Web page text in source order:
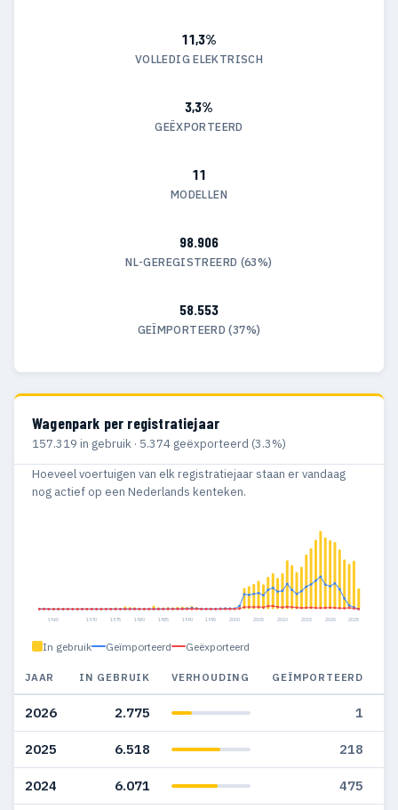
11,3%
VOLLEDIG ELEKTRISCH
3,3%
GEËXPORTEERD
11
MODELLEN
98.906
NL-GEREGISTREERD (63%)
58.553
GEÏMPORTEERD (37%)
Wagenpark per registratiejaar
157.319 in gebruik · 5.374 geëxporteerd (3.3%)
Hoeveel voertuigen van elk registratiejaar staan er vandaag
nog actief op een Nederlands kenteken.
1960 1970 1975 1980 1985 1990 1995 2000 2005 2010 2015 2020 2025
In gebruik Geïmporteerd Geëxporteerd
JAAR IN GEBRUIK VERHOUDING GEÏMPORTEERD
2026 2.775 1
2025 6.518 218
2024 6.071 475